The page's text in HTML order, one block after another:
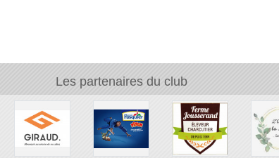
Les partenaires du club